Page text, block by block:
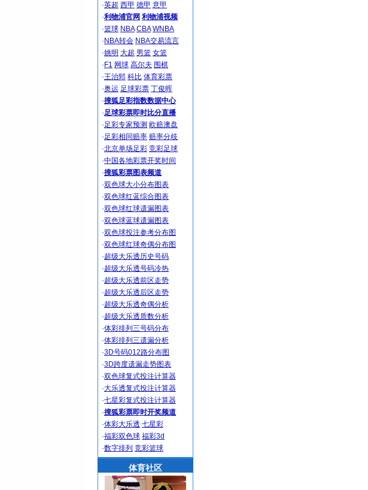
·英超 西甲 德甲 意甲
·利物浦官网 利物浦视频
·篮球 NBA CBA WNBA
· NBA转会 NBA交易流言
·姚明 大超 男篮 女篮
· F1 网球 高尔夫 围棋
·王治郅 科比 体育彩票
·奥运 足球彩票 丁俊晖
·搜狐足彩指数数据中心
·足球彩票即时比分直播
·足彩专家预测 欧赔澳盘
·足彩相同赔率 赔率分歧
·北京单场足彩 竞彩足球
·中国各地彩票开奖时间
·搜狐彩票图表频道
·双色球大小分布图表
·双色球红蓝综合图表
·双色球红球遗漏图表
·双色球蓝球遗漏图表
·双色球投注参考分布图
·双色球红球奇偶分布图
·超级大乐透历史号码
·超级大乐透号码冷热
·超级大乐透前区走势
·超级大乐透后区走势
·超级大乐透奇偶分析
·超级大乐透质数分析
·体彩排列三号码分布
·体彩排列三遗漏分析
·3D号码012路分布图
·3D跨度遗漏走势图表
·双色球复式投注计算器
·大乐透复式投注计算器
·七星彩复式投注计算器
·搜狐彩票即时开奖频道
·体彩大乐透 七星彩
·福彩双色球 福彩3d
·数字排列 竞彩篮球
体育社区